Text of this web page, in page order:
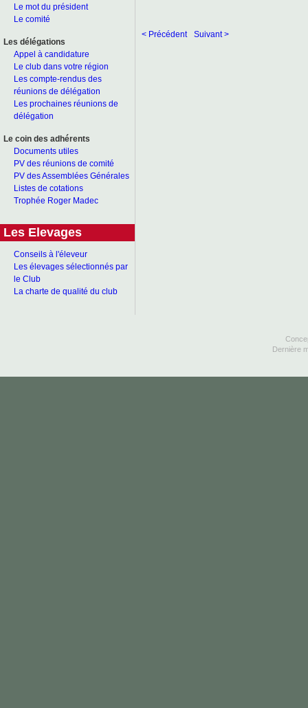
Le mot du président
Le comité
Les délégations
Appel à candidature
Le club dans votre région
Les compte-rendus des
réunions de délégation
Les prochaines réunions de
délégation
Le coin des adhérents
Documents utiles
PV des réunions de comité
PV des Assemblées Générales
Listes de cotations
Trophée Roger Madec
Les Elevages
Conseils à l'éleveur
Les élevages sélectionnés par
le Club
La charte de qualité du club
< Précédent Suivant >
Dernière